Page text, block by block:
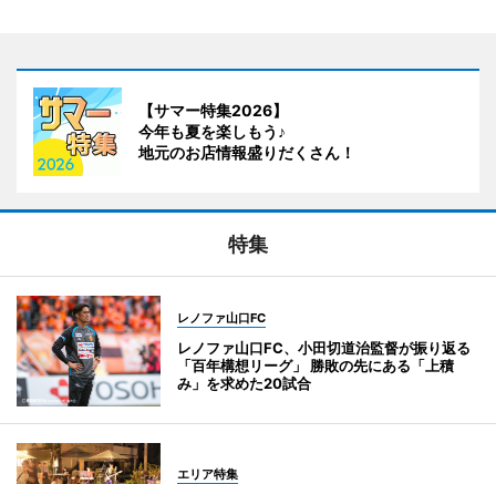
【サマー特集2026】
今年も夏を楽しもう♪
地元のお店情報盛りだくさん！
特集
レノファ山口FC
レノファ山口FC、小田切道治監督が振り返る
「百年構想リーグ」 勝敗の先にある「上積
み」を求めた20試合
エリア特集